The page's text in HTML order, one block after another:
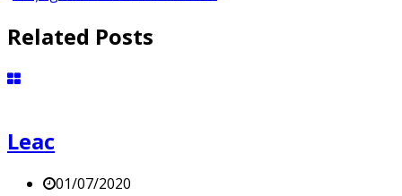
Related Posts
Leac
01/07/2020